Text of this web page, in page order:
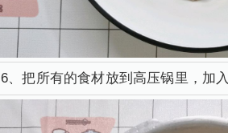
6、把所有的食材放到高压锅里，加